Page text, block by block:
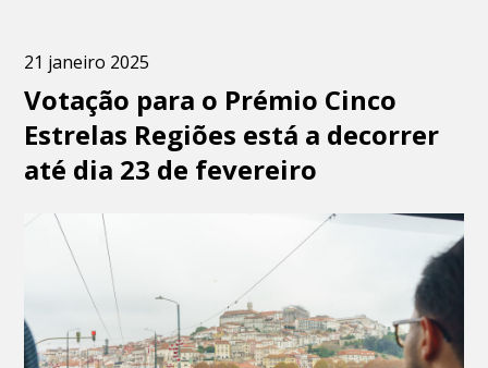
21 janeiro 2025
Votação para o Prémio Cinco
Estrelas Regiões está a decorrer
até dia 23 de fevereiro